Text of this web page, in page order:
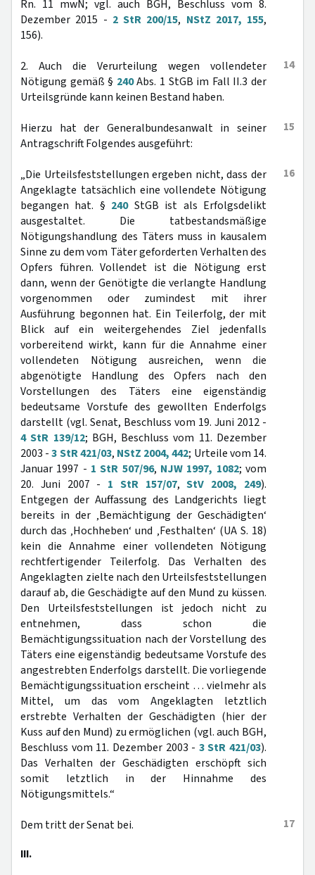
Rn. 11 mwN; vgl. auch BGH, Beschluss vom 8.
Dezember 2015 - 2 StR 200/15, NStZ 2017, 155,
156).
14
2. Auch die Verurteilung wegen vollendeter
Nötigung gemäß § 240Abs. 1 StGB im Fall II.3 der
Urteilsgründe kann keinen Bestand haben.
15
Hierzu hat der Generalbundesanwalt in seiner
Antragschrift Folgendes ausgeführt:
16
„Die Urteilsfeststellungen ergeben nicht, dass der
Angeklagte tatsächlich eine vollendete Nötigung
begangen hat. § 240StGB ist als Erfolgsdelikt
ausgestaltet. Die tatbestandsmäßige
Nötigungshandlung des Täters muss in kausalem
Sinne zu dem vom Täter geforderten Verhalten des
Opfers führen. Vollendet ist die Nötigung erst
dann, wenn der Genötigte die verlangte Handlung
vorgenommen oder zumindest mit ihrer
Ausführung begonnen hat. Ein Teilerfolg, der mit
Blick auf ein weitergehendes Ziel jedenfalls
vorbereitend wirkt, kann für die Annahme einer
vollendeten Nötigung ausreichen, wenn die
abgenötigte Handlung des Opfers nach den
Vorstellungen des Täters eine eigenständig
bedeutsame Vorstufe des gewollten Enderfolgs
darstellt (vgl. Senat, Beschluss vom 19. Juni 2012 -
4 StR 139/12; BGH, Beschluss vom 11. Dezember
2003 -3 StR 421/03, NStZ 2004, 442; Urteile vom 14.
Januar 1997 - 1 StR 507/96, NJW 1997, 1082; vom
20. Juni 2007 - 1 StR 157/07,StV 2008, 249).
Entgegen der Auffassung des Landgerichts liegt
bereits in der ‚Bemächtigung der Geschädigten‘
durch das ‚Hochheben‘ und ‚Festhalten‘ (UA S. 18)
kein die Annahme einer vollendeten Nötigung
rechtfertigender Teilerfolg. Das Verhalten des
Angeklagten zielte nach den Urteilsfeststellungen
darauf ab, die Geschädigte auf den Mund zu küssen.
Den Urteilsfeststellungen ist jedoch nicht zu
entnehmen, dass schon die
Bemächtigungssituation nach der Vorstellung des
Täters eine eigenständig bedeutsame Vorstufe des
angestrebten Enderfolgs darstellt. Die vorliegende
Bemächtigungssituation erscheint … vielmehr als
Mittel, um das vom Angeklagten letztlich
erstrebte Verhalten der Geschädigten (hier der
Kuss auf den Mund) zu ermöglichen (vgl. auch BGH,
Beschluss vom 11. Dezember 2003 - 3 StR 421/03).
Das Verhalten der Geschädigten erschöpft sich
somit letztlich in der Hinnahme des
Nötigungsmittels.“
17
Dem tritt der Senat bei.
III.